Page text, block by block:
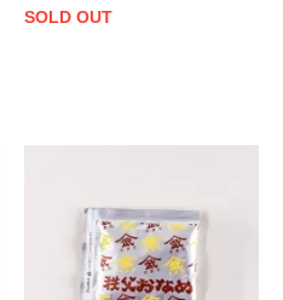
SOLD OUT